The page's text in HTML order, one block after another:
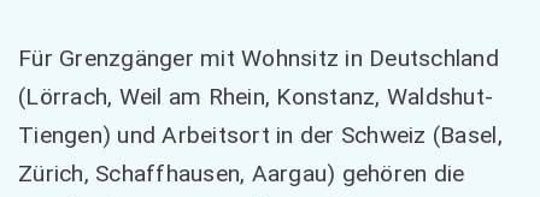
Für Grenzgänger mit Wohnsitz in Deutschland
(Lörrach, Weil am Rhein, Konstanz, Waldshut-
Tiengen) und Arbeitsort in der Schweiz (Basel,
Zürich, Schaffhausen, Aargau) gehören die